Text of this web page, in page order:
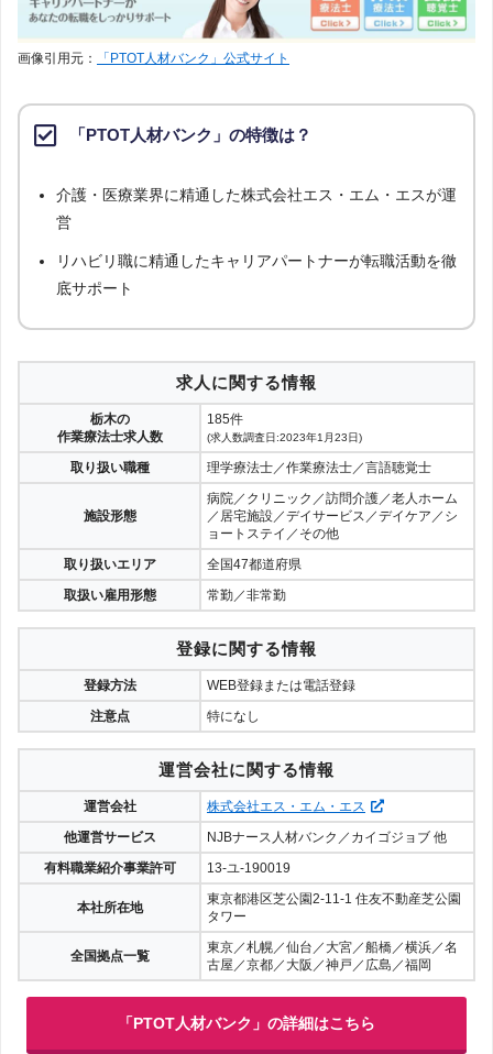
画像引用元： 「PTOT人材バンク」公式サイト
「PTOT人材バンク」の特徴は？
介護・医療業界に精通した株式会社エス・エム・エスが運
営
リハビリ職に精通したキャリアパートナーが転職活動を徹
底サポート
求人に関する情報
栃木の
作業療法士求人数
185件
(求人数調査日:2023年1月23日)
取り扱い職種 理学療法士／作業療法士／言語聴覚士
施設形態
病院／クリニック／訪問介護／老人ホーム
／居宅施設／デイサービス／デイケア／シ
ョートステイ／その他
取り扱いエリア
全国47都道府県
取扱い雇用形態
常勤／非常勤
登録に関する情報
登録方法
WEB登録または電話登録
注意点
特になし
運営会社に関する情報
運営会社
株式会社エス・エム・エス
他運営サービス
NJBナース人材バンク／カイゴジョブ 他
有料職業紹介事業許可
13-ユ-190019
本社所在地
東京都港区芝公園2-11-1 住友不動産芝公園
タワー
全国拠点一覧
東京／札幌／仙台／大宮／船橋／横浜／名
古屋／京都／大阪／神戸／広島／福岡
「PTOT人材バンク」の詳細はこちら